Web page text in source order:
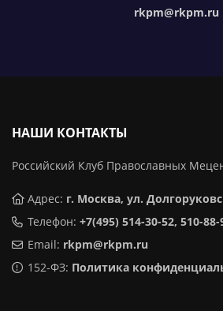
rkpm@rkpm.ru
НАШИ КОНТАКТЫ
Российский Клуб Православных
Адрес: г. Москва, ул.
Телефон: +7(495) 514-30-52, 510-88-
Email: rkpm@rkpm.ru
152-ФЗ: Политика